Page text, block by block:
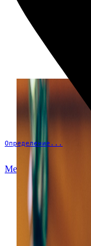
Определение...
Меню